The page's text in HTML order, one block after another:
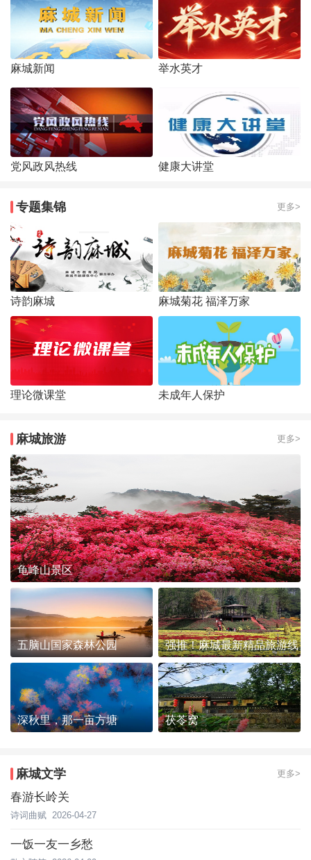
麻城新闻 举水英才
党风政风热线 健康大讲堂
专题集锦 更多>
诗韵麻城 麻城菊花 福泽万家
理论微课堂 未成年人保护
麻城旅游 更多>
龟峰山景区
五脑山国家森林公园 强推！麻城最新精品旅游线
路发布~
深秋里，那一亩方塘 茯苓窝
麻城文学 更多>
春游长岭关
诗词曲赋 2026-04-27
一饭一友一乡愁